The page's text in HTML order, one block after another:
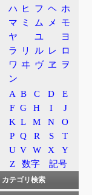
所属路線名
接続路線名
出口案内標識
沿革
料金所
入口
出口
特徴
構造
周辺地理
高速バス
ハ ヒ フ ヘ ホ
マ ミ ム メ
モ
ヤ
ユ
ヨ
ラ
リ ル レ ロ
ワ ヰ ヴ ヱ
ヲ
ン
A B C D
E
F G H I
J
K L M N
O
P Q R S
T
U V W X
Y
Z
数字 記号
カテゴリ検索